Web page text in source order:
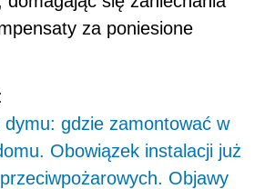
za poniesione
dymu: gdzie zamontować w
Obowiązek instalacji już
Objawy